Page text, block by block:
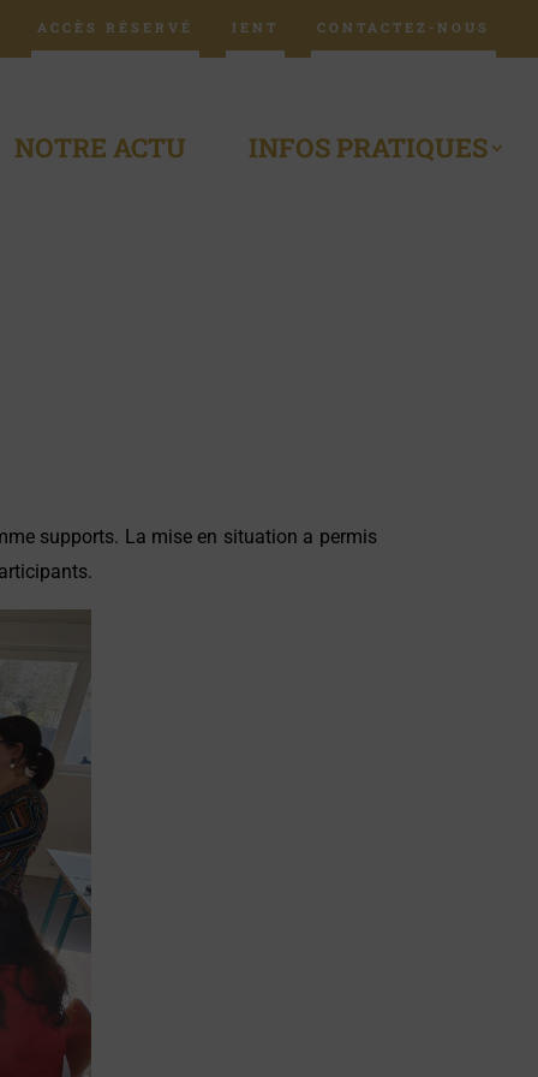
ACCÈS RÉSERVÉ IENT CONTACTEZ-NOUS
NOTRE ACTU INFOS PRATIQUES
supports. La mise en situation a permis